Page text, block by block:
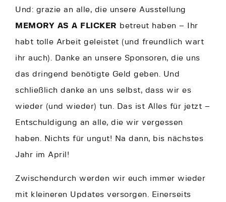
Und: grazie an alle, die unsere Ausstellung
MEMORY AS A FLICKER betreut haben – Ihr
habt tolle Arbeit geleistet (und freundlich wart
ihr auch). Danke an unsere Sponsoren, die uns
das dringend benötigte Geld geben. Und
schließlich danke an uns selbst, dass wir es
wieder (und wieder) tun. Das ist Alles für jetzt –
Entschuldigung an alle, die wir vergessen
haben. Nichts für ungut! Na dann, bis nächstes
Jahr im April!
Zwischendurch werden wir euch immer wieder
mit kleineren Updates versorgen. Einerseits